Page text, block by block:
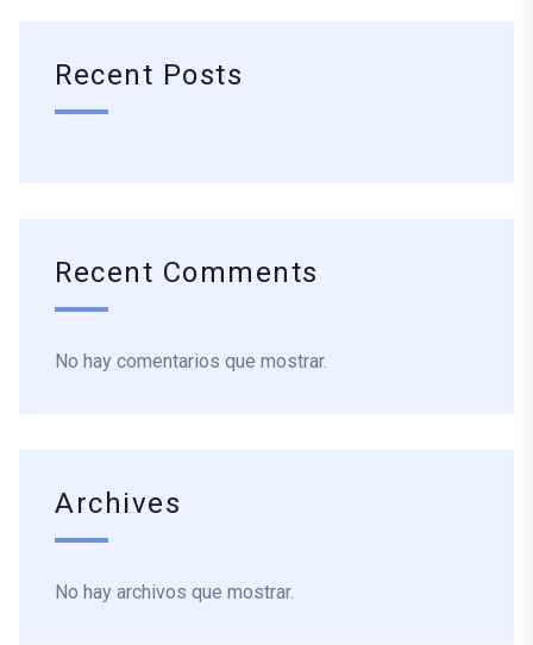
Recent Posts
Recent Comments
No hay comentarios que mostrar.
Archives
No hay archivos que mostrar.